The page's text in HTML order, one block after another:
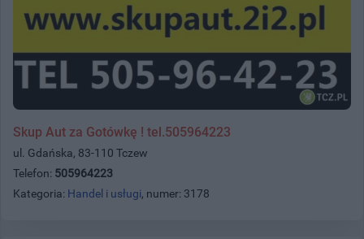
Skup Aut za Gotówkę ! tel.505964223
ul. Gdańska, 83-110 Tczew
Telefon: 505964223
Kategoria: Handel i usługi, numer: 3178